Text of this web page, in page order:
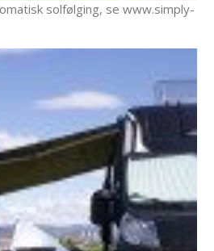
solfølging, se www.simply-